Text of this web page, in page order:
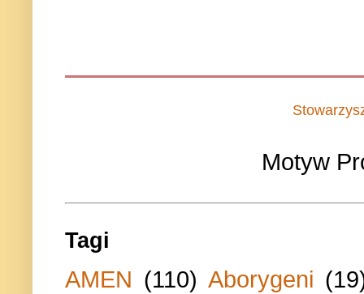
Motyw
Tagi
AMEN (110) Aborygeni